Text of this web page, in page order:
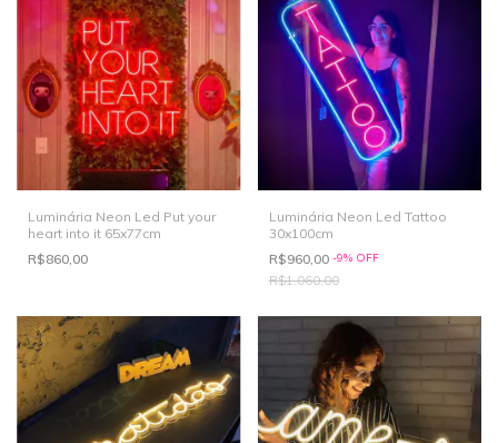
Luminária Neon Led Put your
heart into it 65x77cm
R$860,00
Luminária Neon Led Tattoo
30x100cm
R$960,00 -9% OFF
R$1.060,00